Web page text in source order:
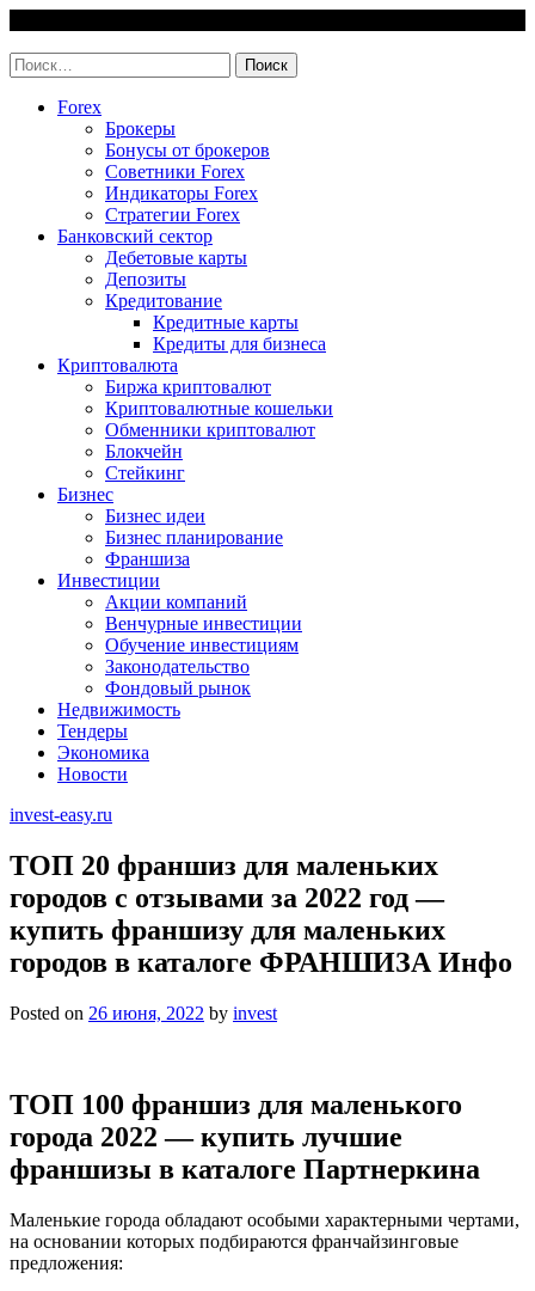
content
Найти:
Forex
Брокеры
Бонусы от брокеров
Советники Forex
Индикаторы Forex
Стратегии Forex
Банковский сектор
Дебетовые карты
Депозиты
Кредитование
Кредитные карты
Кредиты для бизнеса
Криптовалюта
Биржа криптовалют
Криптовалютные кошельки
Обменники криптовалют
Блокчейн
Стейкинг
Бизнес
Бизнес идеи
Бизнес планирование
Франшиза
Инвестиции
Акции компаний
Венчурные инвестиции
Обучение инвестициям
Законодательство
Фондовый рынок
Недвижимость
Тендеры
Экономика
Новости
invest-easy.ru
ТОП 20 франшиз для маленьких
городов с отзывами за 2022 год —
купить франшизу для маленьких
городов в каталоге ФРАНШИЗА Инфо
Posted on 26 июня, 2022 by invest
ТОП 100 франшиз для маленького
города 2022 — купить лучшие
франшизы в каталоге Партнеркина
Маленькие города обладают особыми характерными чертами,
на основании которых подбираются франчайзинговые
предложения: